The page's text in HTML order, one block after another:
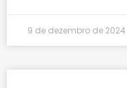
9 de dezembro de 2024